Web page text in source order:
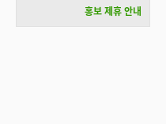
홍보 제휴 안내